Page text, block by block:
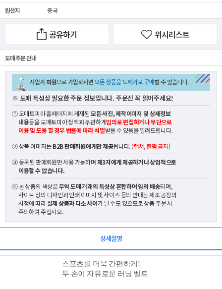
원산지 중국
공유하기 위시리스트
도매 주문 안내
※ 도매 특성상 필요한 주문 정보입니다. 주문전 꼭 읽어주세요!
① 도매토피아 홈페이지에 게재된모든 사진, 제작이미지 및 상세정보
내용등을 도매토피아 정책과 무관하게임의로 편집하거나 무단으로
이용 및 도용 할 경우 법률에 따라 처벌받을 수 있음을 알려드립니다.
② 상품 이미지는B2B 판매회원에게만 제공됩니다.(캡쳐, 불펌 금지)
③ 등록된 판매회원만 사용 가능하며제3자에게 제공하거나 상업적으로
이용할 수 없습니다.
④ 본 상품의 색상은무역 도매 거래의 특성상 혼합하여 임의 배송되며,
사이트 상의 디자인과 인쇄 이미지 및 사이즈 등의 안내는 제조 공장의
사정에 따라실제 상품과 다소 차이가 날 수도 있으므로 상품 주문 시
주의하여 주십시오.
상세설명
스포츠를 더욱 간편하게!
두 손이 자유로운 러닝 벨트